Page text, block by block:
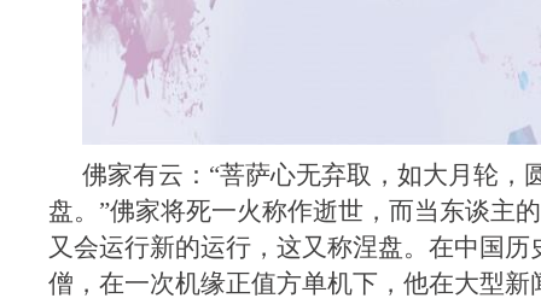
佛家有云：“菩萨心无弃取，如大月轮，
盘。”佛家将死一火称作逝世，而当东谈主
又会运行新的运行，这又称涅盘。在中国历
僧，在一次机缘正值方单机下，他在大型新